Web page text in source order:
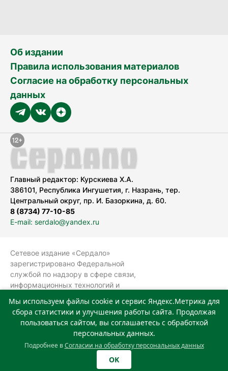
Об издании
Правила использования материалов
Согласие на обработку персональных
данных
Главный редактор: Курскиева Х.А.
386101, Республика Ингушетия, г. Назрань, тер.
Центральный округ, пр. И. Базоркина, д. 60.
8 (8734) 77-10-85
E-mail: serdalo@yandex.ru
Сетевое издание «Сердало»
зарегистрировано Федеральной
службой по надзору в сфере связи,
информационных технологий и
(Роскомнадзор).
Реестровая запись СМИ: ЭЛ № ФС 77-
78323 от 15.05.2020 г. Учредитель:
Государственное автономное
учреждение «Издательский дом
Мы используем файлы cookie и сервис Яндекс.Метрика для
сбора статистики и улучшения работы сайта. Продолжая
пользоваться сайтом, вы соглашаетесь с обработкой
персональных данных.
Подробнее вСогласии на обработку персональных данных
OK